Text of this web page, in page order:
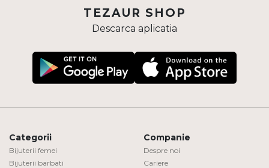
TEZAUR SHOP
Descarca aplicatia
Categorii
Bijuterii femei
Bijuterii barbati
Companie
Despre noi
Cariere